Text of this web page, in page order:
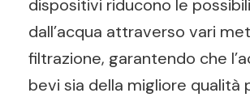
dispositivi riducono le
dall’acqua attraverso vari
filtrazione, garantendo che
bevi sia della migliore qualità